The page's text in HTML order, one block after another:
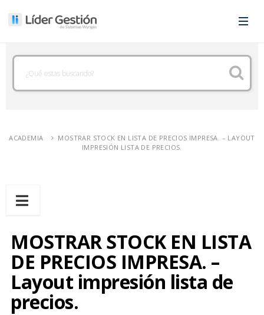
ACADEMIA
MOSTRAR STOCK EN LISTA DE PRECIOS IMPRESA. – LAYOUT
IMPRESIÓN LISTA DE PRECIOS.
MOSTRAR STOCK EN LISTA
DE PRECIOS IMPRESA. –
Layout impresión lista de
precios.